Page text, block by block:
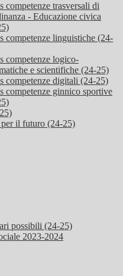
competenze trasversali di
- Educazione civica
competenze linguistiche (24-
competenze logico-
e scientifiche (24-25)
competenze digitali (24-25)
competenze ginnico sportive
il futuro (24-25)
possibili (24-25)
2023-2024